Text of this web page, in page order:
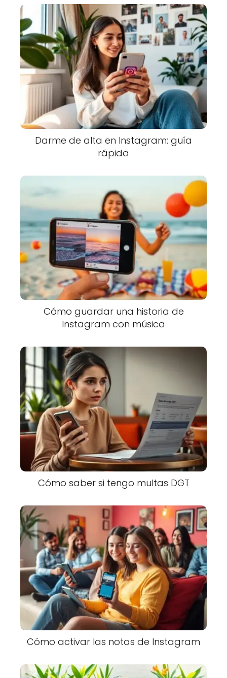
Darme de alta en Instagram: guía
rápida
Cómo guardar una historia de
Instagram con música
Cómo saber si tengo multas DGT
Cómo activar las notas de Instagram